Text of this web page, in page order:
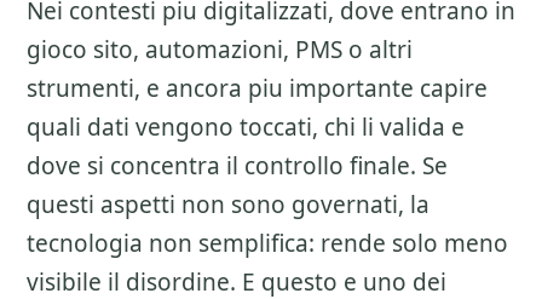
Nei contesti piu digitalizzati, dove entrano in
gioco sito, automazioni, PMS o altri
strumenti, e ancora piu importante capire
quali dati vengono toccati, chi li valida e
dove si concentra il controllo finale. Se
questi aspetti non sono governati, la
tecnologia non semplifica: rende solo meno
visibile il disordine. E questo e uno dei